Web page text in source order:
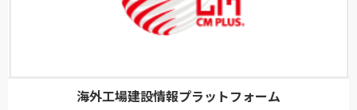
海外工場建設情報プラットフォーム